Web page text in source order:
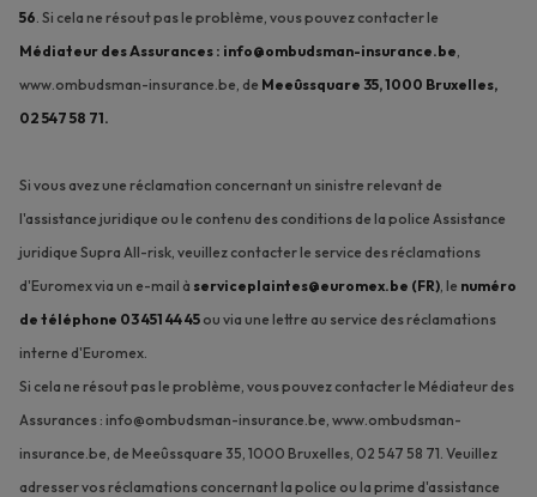
56. Si cela ne résout pas le problème, vous pouvez contacter le
Médiateur des Assurances : info@ombudsman-insurance.be,
www.ombudsman-insurance.be, de Meeûssquare 35, 1000 Bruxelles,
02 547 58 71.
Si vous avez une réclamation concernant un sinistre relevant de
l'assistance juridique ou le contenu des conditions de la police Assistance
juridique Supra All-risk, veuillez contacter le service des réclamations
d'Euromex via un e-mail à serviceplaintes@euromex.be (FR), le numéro
de téléphone 03 451 44 45 ou via une lettre au service des réclamations
interne d'Euromex.
Si cela ne résout pas le problème, vous pouvez contacter le Médiateur des
Assurances : info@ombudsman-insurance.be, www.ombudsman-
insurance.be, de Meeûssquare 35, 1000 Bruxelles, 02 547 58 71. Veuillez
adresser vos réclamations concernant la police ou la prime d'assistance